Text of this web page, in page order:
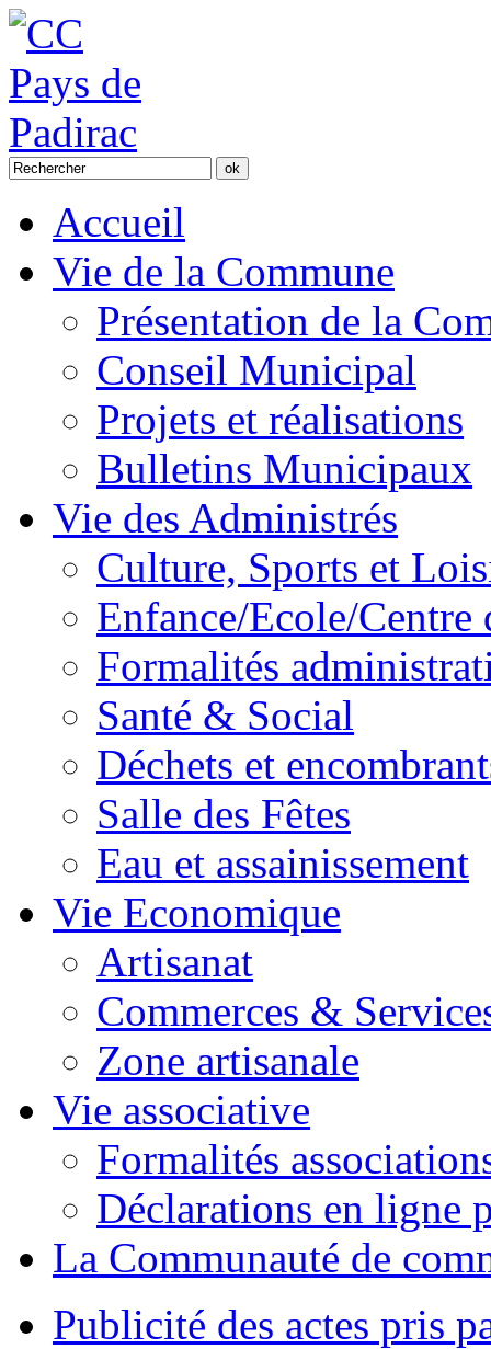
Accueil
Vie de la Commune
Présentation de la
Conseil Municipal
Projets et réalisations
Bulletins Municipaux
Vie des Administrés
Culture, Sports et
Enfance/Ecole/Centre
Formalités
Santé & Social
Déchets et
Salle des Fêtes
Eau et assainissement
Vie Economique
Artisanat
Commerces &
Zone artisanale
Vie associative
Formalités
Déclarations en ligne
La Communauté de
Publicité des actes pris